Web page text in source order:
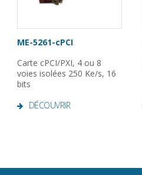
ME-5261-cPCI
Carte cPCI/PXI, 4 ou 8
voies isolées 250 Ke/s, 16
bits
DÉCOUVRIR